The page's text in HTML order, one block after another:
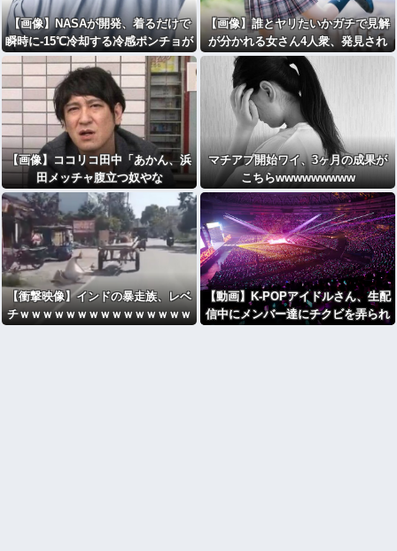
【画像】NASAが開発、着るだけで
瞬時に-15℃冷却する冷感ポンチョが
3,980円ｗｗｗｗｗ
【画像】誰とヤリたいかガチで見解
が分かれる女さん4人衆、発見され
るｗｗｗｗｗｗｗ
【画像】ココリコ田中「あかん、浜
田メッチャ腹立つ奴やな
ぁ･････････せや！」⇒！！
マチアプ開始ワイ、3ヶ月の成果が
こちらwwwwwwwww
【衝撃映像】インドの暴走族、レベ
チｗｗｗｗｗｗｗｗｗｗｗｗｗｗｗ
【動画】K-POPアイドルさん、生配
信中にメンバー達にチクビを弄られ